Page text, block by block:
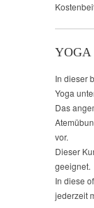
YOGA
In dieser
Yoga
Das
vor.
Dieser
geeignet.
In diese
jederzeit